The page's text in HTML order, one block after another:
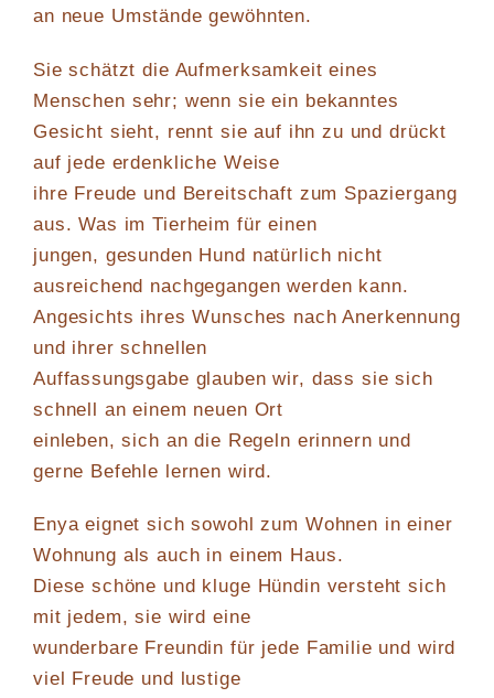
an neue Umstände gewöhnten.
Sie schätzt die Aufmerksamkeit eines
Menschen sehr; wenn sie ein bekanntes
Gesicht sieht, rennt sie auf ihn zu und drückt
auf jede erdenkliche Weise
ihre Freude und Bereitschaft zum Spaziergang
aus. Was im Tierheim für einen
jungen, gesunden Hund natürlich nicht
ausreichend nachgegangen werden kann.
Angesichts ihres Wunsches nach Anerkennung
und ihrer schnellen
Auffassungsgabe glauben wir, dass sie sich
schnell an einem neuen Ort
einleben, sich an die Regeln erinnern und
gerne Befehle lernen wird.
Enya eignet sich sowohl zum Wohnen in einer
Wohnung als auch in einem Haus.
Diese schöne und kluge Hündin versteht sich
mit jedem, sie wird eine
wunderbare Freundin für jede Familie und wird
viel Freude und lustige